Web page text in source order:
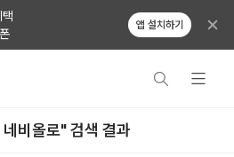
앱 설치하기
비올로" 검색 결과